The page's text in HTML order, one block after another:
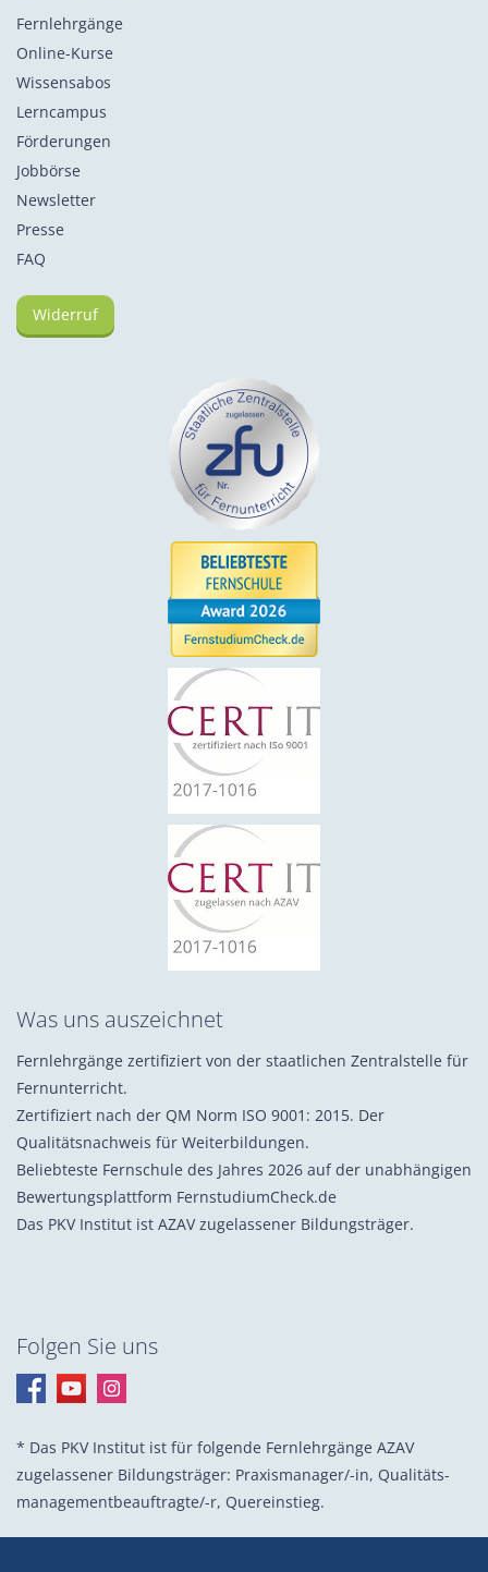
Fernlehrgänge
Online-Kurse
Wissensabos
Lerncampus
Förderungen
Jobbörse
Newsletter
Presse
FAQ
Widerruf
Was uns auszeichnet
Fernlehrgänge zertifiziert von der staatlichen Zentralstelle für
Fernunterricht.
Zertifiziert nach der QM Norm ISO 9001: 2015. Der
Qualitätsnachweis für Weiterbildungen.
Beliebteste Fernschule des Jahres 2026 auf der unabhängigen
Bewertungsplattform FernstudiumCheck.de
Das PKV Institut ist AZAV zugelassener Bildungsträger.
Folgen Sie uns
* Das PKV Institut ist für folgende Fernlehrgänge AZAV
zugelassener Bildungsträger: Praxis­manager/-in, Quali­täts­
management­beauf­tragte/-r, Quer­einstieg.